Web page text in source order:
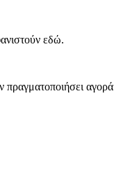
εδώ.
πραγματοποιήσει